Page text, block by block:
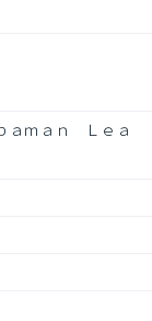
ａｍａｎ　Ｌｅａ